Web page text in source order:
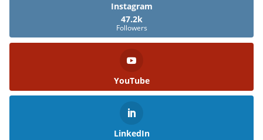
Instagram
47.2k
Followers
YouTube
LinkedIn